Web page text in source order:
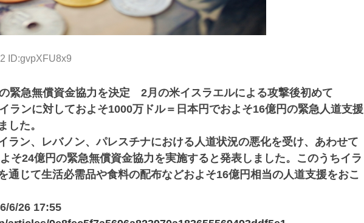
ID:gvpXFU8x9
緊急無償資金協力を決定 2月の米イスラエルによる攻撃後初めて
ランに対しておよそ1000万ドル＝日本円でおよそ16億円の緊急人道支援
した。
ラン、レバノン、パレスチナにおける人道状況の悪化を受け、あわせて
そ24億円の緊急無償資金協力を実施すると発表しました。このうちイラ
通じて生活必需品や食料の配布などおよそ16億円相当の人道支援をおこ
6/26 17:55